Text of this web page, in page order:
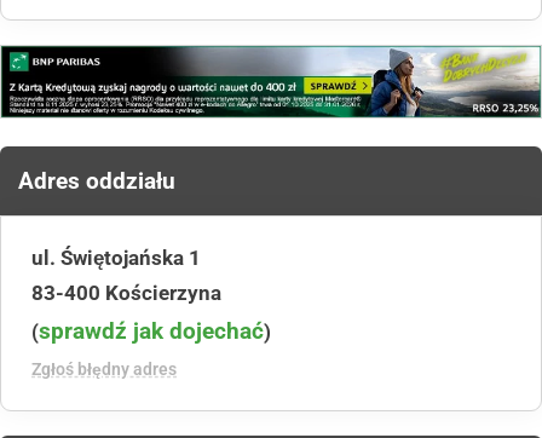
Adres oddziału
ul. Świętojańska 1
83-400 Kościerzyna
(sprawdź jak dojechać)
Zgłoś błędny adres